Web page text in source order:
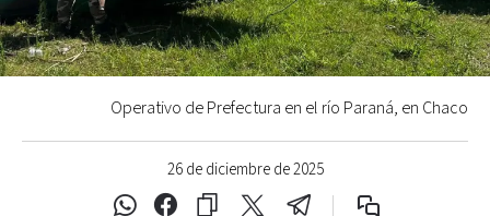
26 de diciembre de 2025
Operativo de Prefectura en el río Paraná, en Chaco